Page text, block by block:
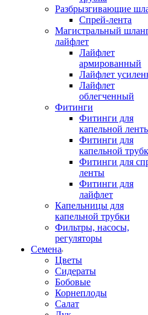
Разбрызгивающие
Спрей-лента
Магистральный
лайфлет
Лайфлет
армированный
Лайфлет
Лайфлет
облегченный
Фитинги
Фитинги для
капельной
Фитинги для
капельной
Фитинги для
ленты
Фитинги для
лайфлет
Капельницы для
капельной трубки
Фильтры, насосы,
регуляторы
Семена
Цветы
Сидераты
Бобовые
Корнеплоды
Салат